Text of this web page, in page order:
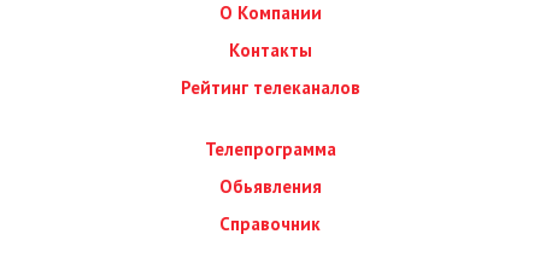
О Компании
Контакты
Рейтинг телеканалов
Телепрограмма
Обьявления
Справочник